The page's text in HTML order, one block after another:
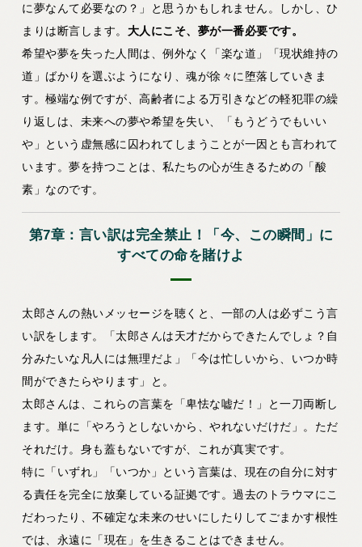
に夢なんて必要なの？」と思うかもしれません。しかし、ひ
まりは断言します。 大人にこそ、夢が一番必要です。
希望や夢を失った人間は、例外なく「楽な道」「現状維持の
道」ばかりを選ぶようになり、魂が徐々に堕落していきま
す。極端な例ですが、高齢者による万引きなどの軽犯罪の繰
り返しは、未来への夢や希望を失い、「もうどうでもいい
や」という虚無感に囚われてしまうことが一因とも言われて
います。夢を持つことは、私たちの心が生きるための「酸
素」なのです。
第7章：言い訳は完全禁止！「今、この瞬間」に
すべての命を賭けよ
太郎さんの熱いメッセージを聴くと、一部の人は必ずこう言
い訳をします。「太郎さんは天才だからできたんでしょ？自
分みたいな凡人には無理だよ」「今は忙しいから、いつか時
間ができたらやります」と。
太郎さんは、これらの言葉を「卑怯な嘘だ！」と一刀両断し
ます。単に
「やろうとしないから、やれないだけだ」
。ただ
それだけ。身も蓋もないですが、これが真実です。
特に「いずれ」「いつか」という言葉は、現在の自分に対す
る責任を完全に放棄している証拠です。過去のトラウマにこ
だわったり、不確定な未来のせいにしたりしてごまかす根性
では、永遠に「現在」を生きることはできません。